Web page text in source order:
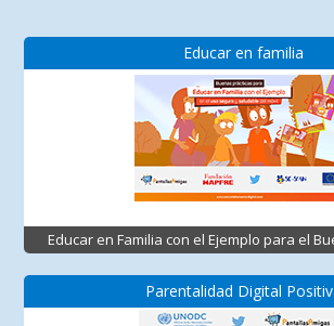
Educar en familia
Educar en Familia con el Ejemplo para el
Parentalidad Digital